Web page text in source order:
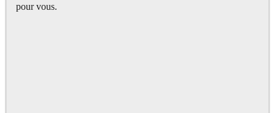
pour vous.